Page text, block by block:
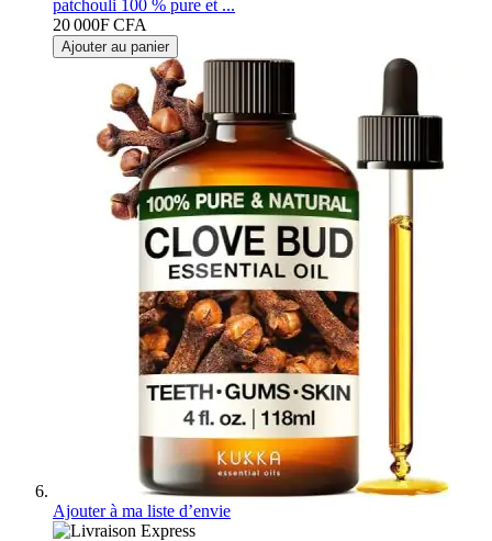
patchouli 100 % pure et ...
20 000F CFA
Ajouter au panier
Ajouter à ma liste d’envie